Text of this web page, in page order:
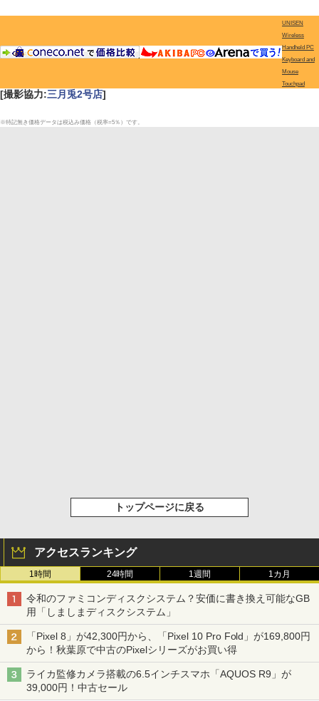
UNISEN
Wireless
Handheld PC
Keyboard and
Mouse
Touchpad
[撮影協力:三月兎2号店]
※特記無き価格データは税込み価格（税率=5％）です。
トップページに戻る
アクセスランキング
1時間 24時間 1週間 1カ月
令和のファミコンディスクシステム？安価に書き換え可能なGB
用「しましまディスクシステム」
「Pixel 8」が42,300円から、「Pixel 10 Pro Fold」が169,800円
から！秋葉原で中古のPixelシリーズがお買い得
ライカ監修カメラ搭載の6.5インチスマホ「AQUOS R9」が
39,000円！中古セール